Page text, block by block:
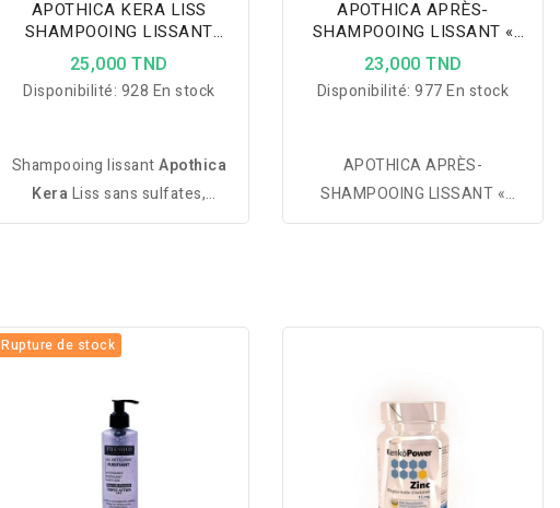
APOTHICA KERA LISS
SHAMPOOING LISSANT
250ML
25,000 TND
Disponibilité: 928 En stock
Shampooing lissantApothica
Kera Liss sans sulfates,
parabens ni silicones, enrichi
secs et abîmés.
APOTHICA APRÈS-
SHAMPOOING LISSANT «
KERA-LISS » 200ML
23,000 TND
Disponibilité:977 En stock
APOTHICA APRÈS-
SHAMPOOING LISSANT «
KERA-LISS » 200ML
Rupture de stock